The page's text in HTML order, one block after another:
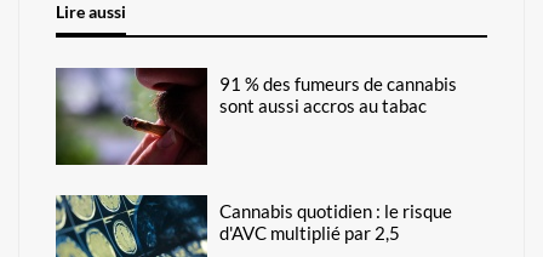
Lire aussi
91 % des fumeurs de cannabis
sont aussi accros au tabac
Cannabis quotidien : le risque
d'AVC multiplié par 2,5